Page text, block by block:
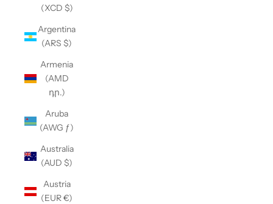
(XCD $)
Argentina
(ARS $)
Armenia
(AMD
դր.)
Aruba
(AWG ƒ)
Australia
(AUD $)
Austria
(EUR €)